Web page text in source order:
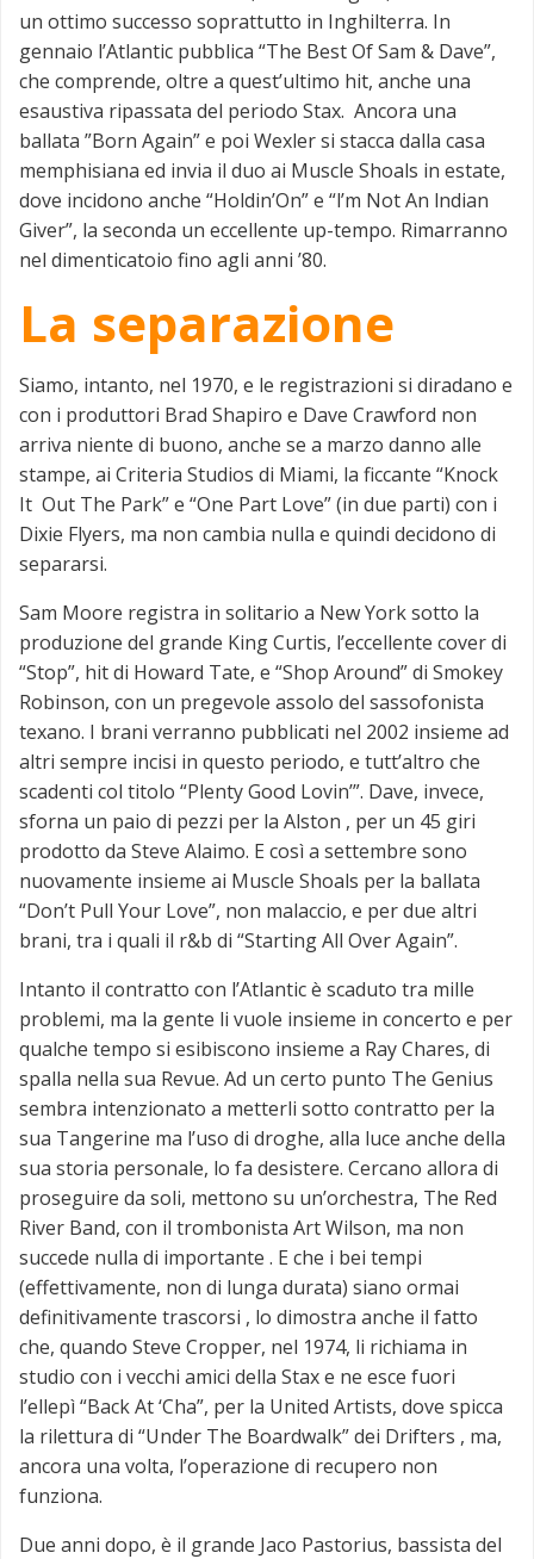
un ottimo successo soprattutto in Inghilterra. In
gennaio l’Atlantic pubblica “The Best Of Sam & Dave”,
che comprende, oltre a quest’ultimo hit, anche una
esaustiva ripassata del periodo Stax. Ancora una
ballata ”Born Again” e poi Wexler si stacca dalla casa
memphisiana ed invia il duo ai Muscle Shoals in estate,
dove incidono anche “Holdin’On” e “l’m Not An lndian
Giver”, la seconda un eccellente up-tempo. Rimarranno
nel dimenticatoio fino agli anni ’80.
La separazione
Siamo, intanto, nel 1970, e le registrazioni si diradano e
con i produttori Brad Shapiro e Dave Crawford non
arriva niente di buono, anche se a marzo danno alle
stampe, ai Criteria Studios di Miami, la ficcante “Knock
It Out The Park” e “One Part Love” (in due parti) con i
Dixie Flyers, ma non cambia nulla e quindi decidono di
separarsi.
Sam Moore registra in solitario a New York sotto la
produzione del grande King Curtis, l’eccellente cover di
“Stop”, hit di Howard Tate, e “Shop Around” di Smokey
Robinson, con un pregevole assolo del sassofonista
texano. I brani verranno pubblicati nel 2002 insieme ad
altri sempre incisi in questo periodo, e tutt’altro che
scadenti col titolo “Plenty Good Lovin’”. Dave, invece,
sforna un paio di pezzi per la Alston , per un 45 giri
prodotto da Steve Alaimo. E così a settembre sono
nuovamente insieme ai Muscle Shoals per la ballata
“Don’t Pull Your Love”, non malaccio, e per due altri
brani, tra i quali il r&b di “Starting All Over Again”.
Intanto il contratto con l’Atlantic è scaduto tra mille
problemi, ma la gente li vuole insieme in concerto e per
qualche tempo si esibiscono insieme a Ray Chares, di
spalla nella sua Revue. Ad un certo punto The Genius
sembra intenzionato a metterli sotto contratto per la
sua Tangerine ma l’uso di droghe, alla luce anche della
sua storia personale, lo fa desistere. Cercano allora di
proseguire da soli, mettono su un’orchestra, The Red
River Band, con il trombonista Art Wilson, ma non
succede nulla di importante . E che i bei tempi
(effettivamente, non di lunga durata) siano ormai
definitivamente trascorsi , lo dimostra anche il fatto
che, quando Steve Cropper, nel 1974, li richiama in
studio con i vecchi amici della Stax e ne esce fuori
l’ellepì “Back At ‘Cha”, per la United Artists, dove spicca
la rilettura di “Under The Boardwalk” dei Drifters , ma,
ancora una volta, l’operazione di recupero non
funziona.
Due anni dopo, è il grande Jaco Pastorius, bassista del